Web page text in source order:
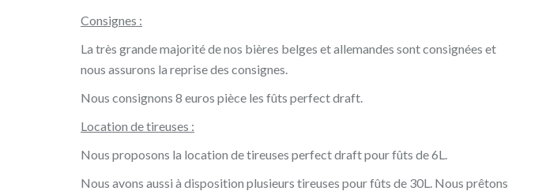
Consignes :
La très grande majorité de nos bières belges et allemandes sont consignées et
nous assurons la reprise des consignes.
Nous consignons 8 euros pièce les fûts perfect draft.
Location de tireuses :
Nous proposons la location de tireuses perfect draft pour fûts de 6L.
Nous avons aussi à disposition plusieurs tireuses pour fûts de 30L. Nous prêtons